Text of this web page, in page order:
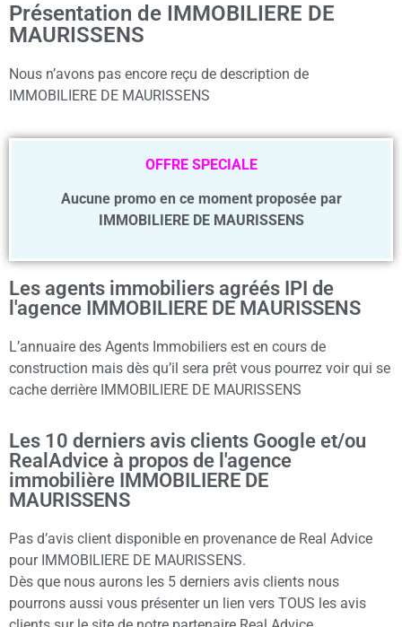
Présentation de IMMOBILIERE DE
MAURISSENS
Nous n’avons pas encore reçu de description de
IMMOBILIERE DE MAURISSENS
OFFRE SPECIALE
Aucune promo en ce moment proposée par
IMMOBILIERE DE MAURISSENS
Les agents immobiliers agréés IPI de
l'agence IMMOBILIERE DE MAURISSENS
L’annuaire des Agents Immobiliers est en cours de
construction mais dès qu’il sera prêt vous pourrez voir qui se
cache derrière IMMOBILIERE DE MAURISSENS
Les 10 derniers avis clients Google et/ou
RealAdvice à propos de l'agence
immobilière IMMOBILIERE DE
MAURISSENS
Pas d’avis client disponible en provenance de Real Advice
pour IMMOBILIERE DE MAURISSENS.
Dès que nous aurons les 5 derniers avis clients nous
pourrons aussi vous présenter un lien vers TOUS les avis